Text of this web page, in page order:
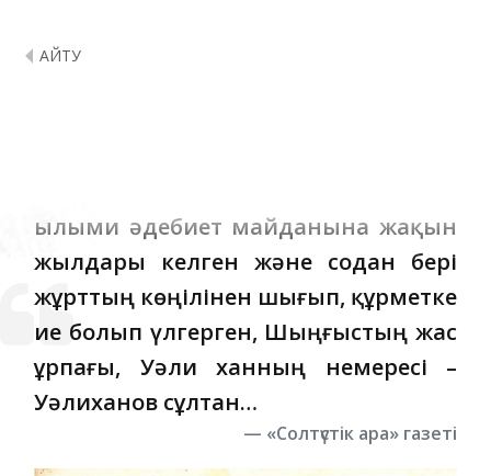
ҚАЙТУ
Ғылыми әдебиет майданына жақын
жылдары келген және содан бері
жұрттың көңілінен шығып, құрметке
ие болып үлгерген, Шыңғыстың жас
ұрпағы, Уәли ханның немересі –
Уәлиханов сұлтан…
«Солтүстік ара» газеті